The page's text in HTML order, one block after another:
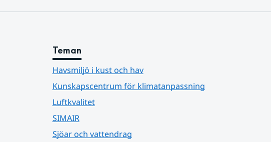
Teman
Havsmiljö i kust och hav
Kunskapscentrum för klimatanpassning
Luftkvalitet
SIMAIR
Sjöar och vattendrag